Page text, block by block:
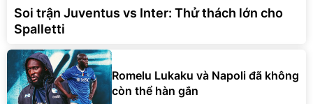
Soi trận Juventus vs Inter: Thử thách lớn cho
Spalletti
Romelu Lukaku và Napoli đã không
còn thể hàn gắn